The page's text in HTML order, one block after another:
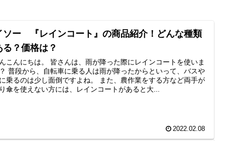
ソー 『レインコート』の商品紹介！どんな種類
る？価格は？
こんにちは。 皆さんは、雨が降った際にレインコートを使いま
普段から、自転車に乗る人は雨が降ったからといって、バスや
乗るのは少し面倒ですよね。 また、農作業をする方など両手が
傘を使えない方には、レインコートがあると大...
2022.02.08